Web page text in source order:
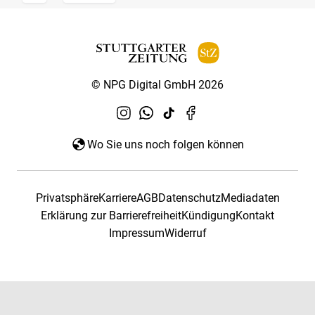
© NPG Digital GmbH 2026
Wo Sie uns noch folgen können
PrivatsphäreKarriereAGBDatenschutzMediadaten
Erklärung zur BarrierefreiheitKündigungKontakt
ImpressumWiderruf